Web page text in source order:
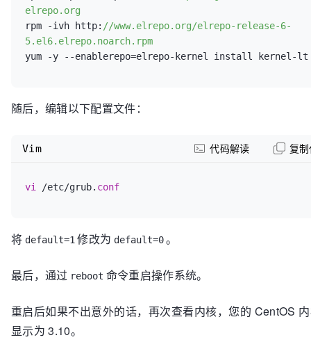
elrepo.org
rpm -ivh http: //www.elrepo.org/elrepo-release-6-
5.el6.elrepo.noarch.rpm
yum -y
--enablerepo=elrepo-kernel
随后，编辑以下配置文件：
vi /etc/grub. conf
Vim 代码解读 复
将 default=1 修改为 default=0 。
最后，通过 reboot 命令重启操作系统。
重启后如果不出意外的话，再次查看内核，您的 CentOS
显示为 3.10。